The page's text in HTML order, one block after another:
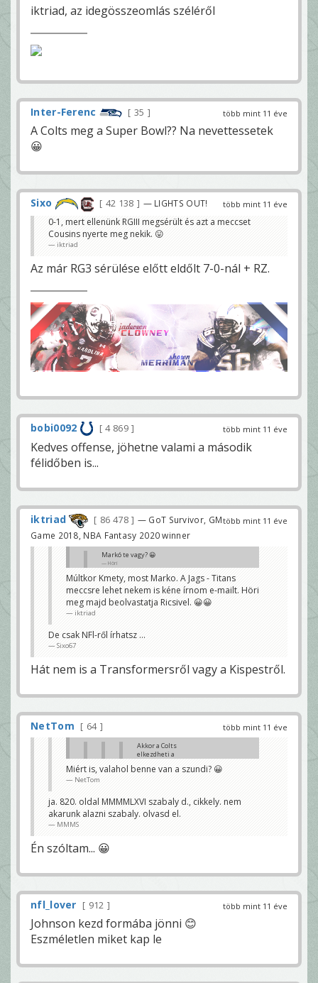
iktriad, az idegösszeomlás széléről
több mint 11 éve
Inter-Ferenc 35
A Colts meg a Super Bowl?? Na nevettessetek
😀
több mint 11 éve
Sixo 42 138 — LIGHTS OUT!
0-1, mert ellenünk RGIII megsérült és azt a meccset
Cousins nyerte meg nekik. 😛
iktriad
Az már RG3 sérülése előtt eldőlt 7-0-nál + RZ.
több mint 11 éve
bobi0092 4 869
Kedves offense, jöhetne valami a második
félidőben is...
több mint 11 éve
iktriad 86 478
— GoT Survivor, GM
Game 2018, NBA Fantasy 2020 winner
Markó te vagy? 😀
Höri
Jó, hogy megtalálták a meccs eleji e-mailemet...
H_Marko
Múltkor Kmety, most Marko. A Jags - Titans
meccsre lehet nekem is kéne írnom e-mailt. Höri
meg majd beolvastatja Ricsivel. 😀😀
iktriad
De csak NFl-ről írhatsz ...
Sixo67
Hát nem is a Transformersről vagy a Kispestről.
több mint 11 éve
NetTom 64
Akkor a Colts
elkezdheti a
szundikálását... 😀
😛
NetTom
NetTom
probaltam joindulatu lenni bocs.
meccsnezes helyett nezz utana a szabalyoknak.
Miért is, valahol benne van a szundi? 😀
NetTom
ja. 820. oldal MMMMLXVI szabaly d., cikkely. nem
akarunk alazni szabaly. olvasd el.
MMMS
Én szóltam... 😀
több mint 11 éve
nfl_lover 912
Johnson kezd formába jönni 😊
Eszméletlen miket kap le